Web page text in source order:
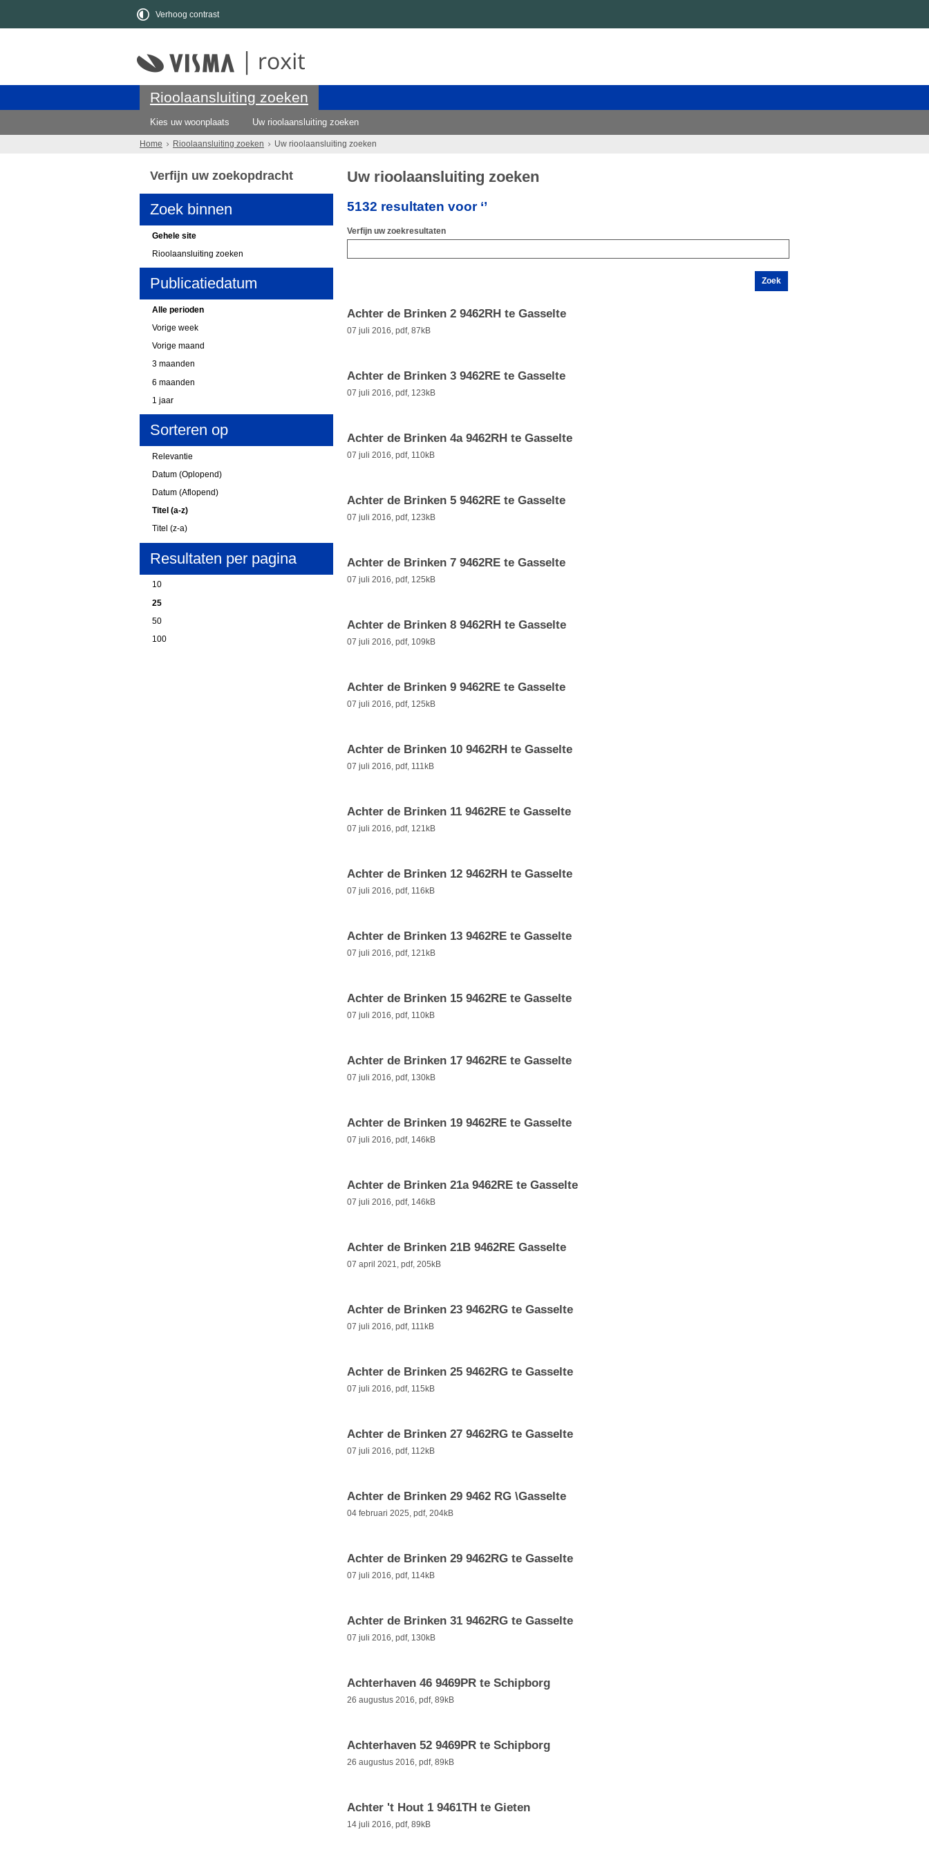
Verhoog contrast
Rioolaansluiting zoeken
Kies uw woonplaats Uw rioolaansluiting zoeken
Home Rioolaansluiting zoeken Uw rioolaansluiting zoeken
Uw rioolaansluiting zoeken
5132 resultaten voor ‘’
Verfijn uw zoekresultaten
Achter de Brinken 2 9462RH te Gasselte
07 juli 2016, pdf, 87kB
Achter de Brinken 3 9462RE te Gasselte
07 juli 2016, pdf, 123kB
Achter de Brinken 4a 9462RH te Gasselte
07 juli 2016, pdf, 110kB
Achter de Brinken 5 9462RE te Gasselte
07 juli 2016, pdf, 123kB
Achter de Brinken 7 9462RE te Gasselte
07 juli 2016, pdf, 125kB
Achter de Brinken 8 9462RH te Gasselte
07 juli 2016, pdf, 109kB
Achter de Brinken 9 9462RE te Gasselte
07 juli 2016, pdf, 125kB
Achter de Brinken 10 9462RH te Gasselte
07 juli 2016, pdf, 111kB
Achter de Brinken 11 9462RE te Gasselte
07 juli 2016, pdf, 121kB
Achter de Brinken 12 9462RH te Gasselte
07 juli 2016, pdf, 116kB
Achter de Brinken 13 9462RE te Gasselte
07 juli 2016, pdf, 121kB
Achter de Brinken 15 9462RE te Gasselte
07 juli 2016, pdf, 110kB
Achter de Brinken 17 9462RE te Gasselte
07 juli 2016, pdf, 130kB
Achter de Brinken 19 9462RE te Gasselte
07 juli 2016, pdf, 146kB
Achter de Brinken 21a 9462RE te Gasselte
07 juli 2016, pdf, 146kB
Achter de Brinken 21B 9462RE Gasselte
07 april 2021, pdf, 205kB
Achter de Brinken 23 9462RG te Gasselte
07 juli 2016, pdf, 111kB
Achter de Brinken 25 9462RG te Gasselte
07 juli 2016, pdf, 115kB
Achter de Brinken 27 9462RG te Gasselte
07 juli 2016, pdf, 112kB
Achter de Brinken 29 9462 RG \Gasselte
04 februari 2025, pdf, 204kB
Achter de Brinken 29 9462RG te Gasselte
07 juli 2016, pdf, 114kB
Achter de Brinken 31 9462RG te Gasselte
07 juli 2016, pdf, 130kB
Achterhaven 46 9469PR te Schipborg
26 augustus 2016, pdf, 89kB
Achterhaven 52 9469PR te Schipborg
26 augustus 2016, pdf, 89kB
Achter 't Hout 1 9461TH te Gieten
14 juli 2016, pdf, 89kB
Verfijn uw zoekopdracht
Zoek binnen
Gehele site
Rioolaansluiting zoeken
Publicatiedatum
Alle perioden
Vorige week
Vorige maand
3 maanden
6 maanden
1 jaar
Sorteren op
Relevantie
Datum (Oplopend)
Datum (Aflopend)
Titel (a-z)
Titel (z-a)
Resultaten per pagina
10
25
50
100